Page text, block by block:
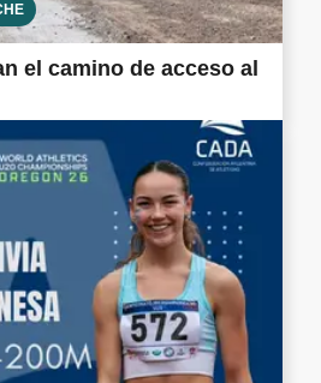
el camino de acceso al